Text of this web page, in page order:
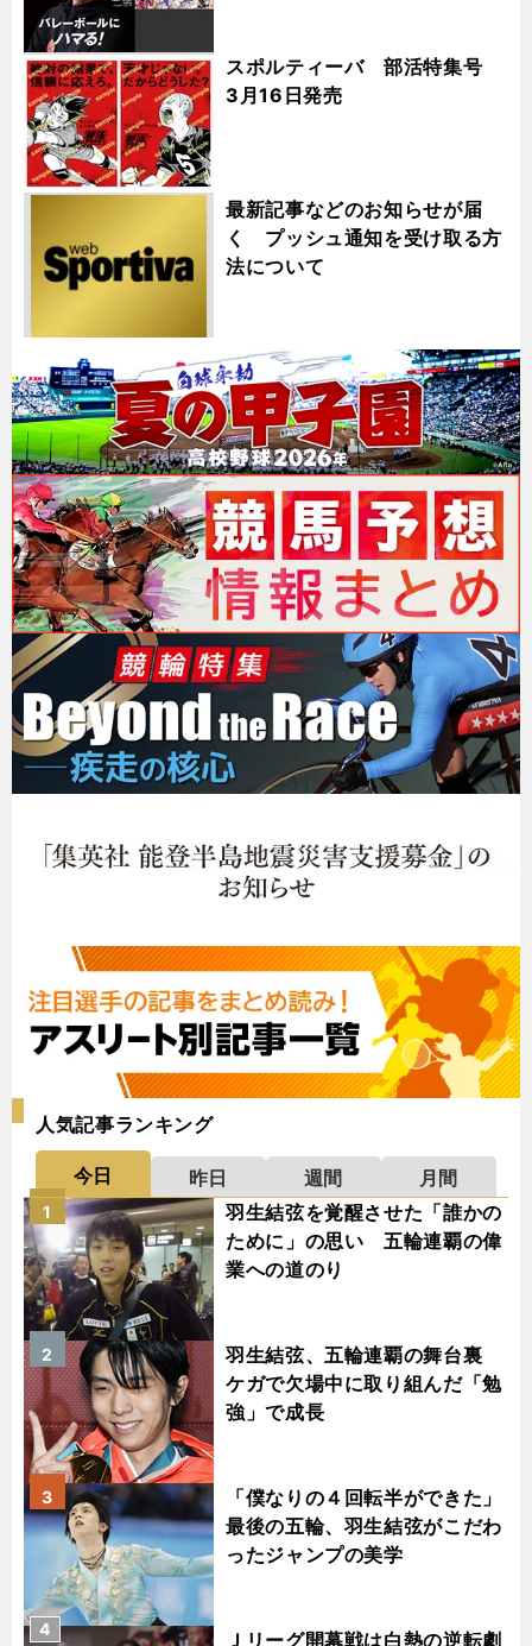
スポルティーバ 部活特集号
3月16日発売
最新記事などのお知らせが届
く プッシュ通知を受け取る方
法について
人気記事ランキング
今日 昨日 週間
月間
羽生結弦を覚醒させた「誰かの
ために」の思い 五輪連覇の偉
業への道のり
1
羽生結弦、五輪連覇の舞台裏
ケガで欠場中に取り組んだ「勉
強」で成長
2
「僕なりの４回転半ができた」
最後の五輪、羽生結弦がこだわ
ったジャンプの美学
3
Ｊリーグ開幕戦は白熱の逆転劇
4